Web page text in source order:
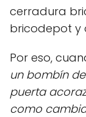
cerradura
bricodepot y
Por eso,
un bombín
puerta
como